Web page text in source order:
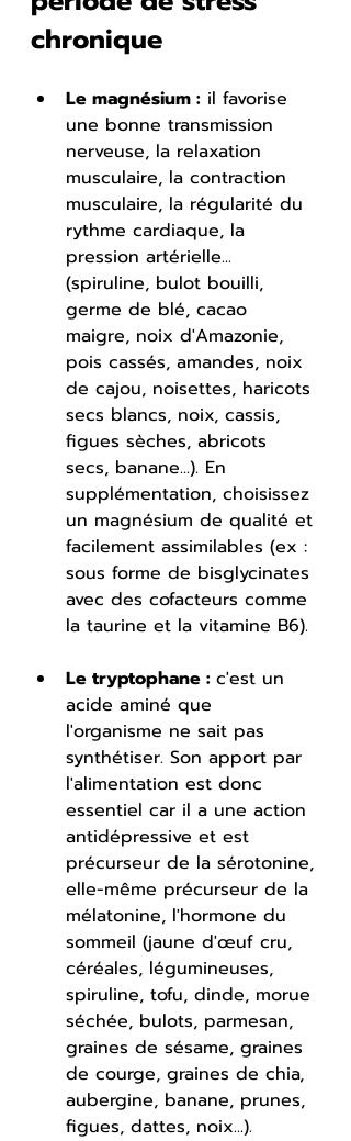
chronique
Le magnésium : il favorise
une bonne transmission
nerveuse, la relaxation
musculaire, la contraction
musculaire, la régularité du
rythme cardiaque, la
pression artérielle...
(spiruline, bulot bouilli,
germe de blé, cacao
maigre, noix d'Amazonie,
pois cassés, amandes, noix
de cajou, noisettes, haricots
secs blancs, noix, cassis,
figues sèches, abricots
secs, banane...). En
supplémentation, choisissez
un magnésium de qualité et
facilement assimilables (ex :
sous forme de bisglycinates
avec des cofacteurs comme
la taurine et la vitamine B6).
Le tryptophane : c'est un
acide aminé que
l'organisme ne sait pas
synthétiser. Son apport par
l'alimentation est donc
essentiel car il a une action
antidépressive et est
précurseur de la sérotonine,
elle-même précurseur de la
mélatonine, l'hormone du
sommeil (jaune d'œuf cru,
céréales, légumineuses,
spiruline, tofu, dinde, morue
séchée, bulots, parmesan,
graines de sésame, graines
de courge, graines de chia,
aubergine, banane, prunes,
figues, dattes, noix...).